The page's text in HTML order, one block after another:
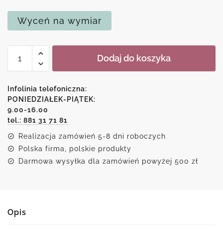
Wyceń na wymiar
Reprodukcja
Pole
tulipanów
Anny
Wach
Dodaj do koszyka
Infolinia telefoniczna:
PONIEDZIAŁEK-PIĄTEK:
9.00-16.00
tel.: 881 31 71 81
Realizacja zamówień 5-8 dni roboczych
Polska firma, polskie produkty
Darmowa wysyłka dla zamówień powyżej 500 zł
Opis